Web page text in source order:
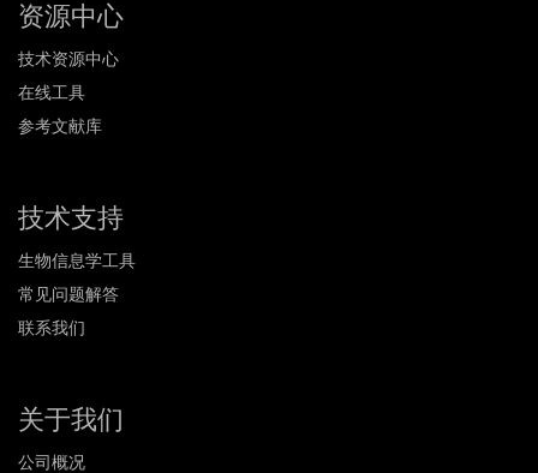
资源中心
技术资源中心
在线工具
参考文献库
技术支持
生物信息学工具
常见问题解答
联系我们
关于我们
公司概况